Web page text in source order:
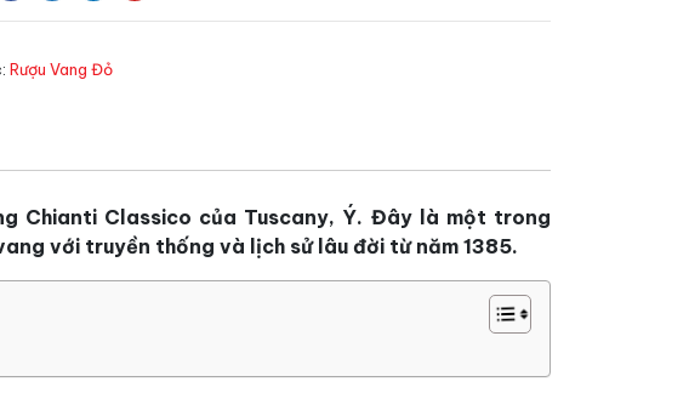
Rượu Vang Đỏ
Chianti Classico của Tuscany, Ý. Đây là một trong
với truyền thống và lịch sử lâu đời từ năm 1385.